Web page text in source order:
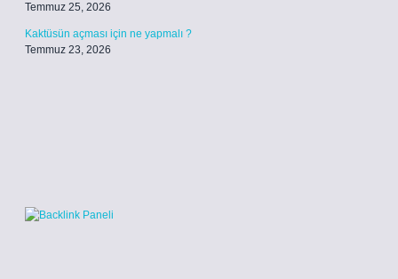
Temmuz 25, 2026
Kaktüsün açması için ne yapmalı ?
Temmuz 23, 2026